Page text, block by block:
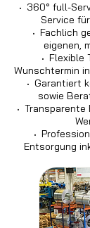
· 360° full-
Service
· Fachlich
eigenen,
· Flexible
Wunschtermin
·Garantiert
sowie
·
·
Entsorgung